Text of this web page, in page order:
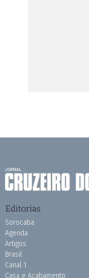
Editorias
Sorocaba
Agenda
Artigos
Brasil
Canal 1
Casa e Acabamento